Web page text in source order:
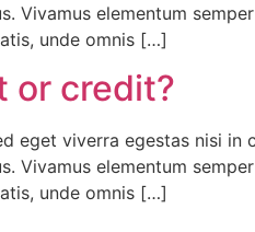
elementum
unde omnis […]
or credit?
eget viverra egestas nisi in
elementum
unde omnis […]